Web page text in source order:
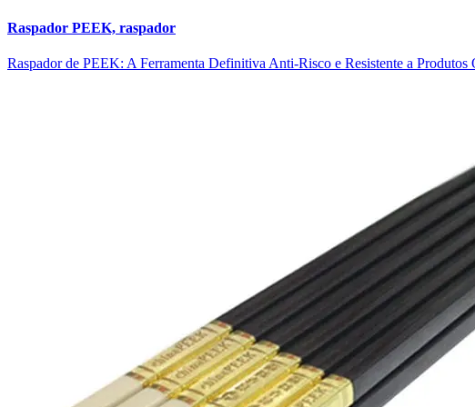
Raspador PEEK, raspador
Raspador de PEEK: A Ferramenta Definitiva Anti-Risco e Resistente a